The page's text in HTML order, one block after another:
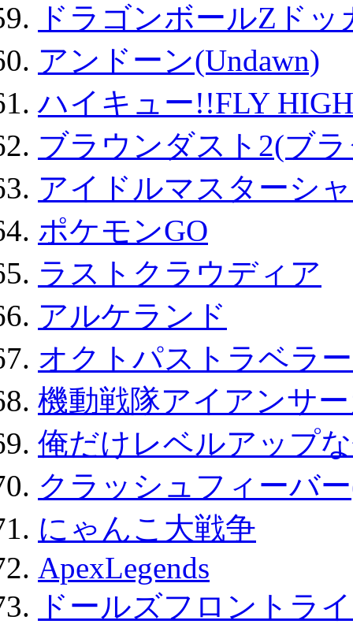
ドラゴンボールZド
アンドーン(Undawn)
ハイキュー!!FLY HIGH
ブラウンダスト2(ブ
アイドルマスターシ
ポケモンGO
ラストクラウディア
アルケランド
オクトパストラベラ
機動戦隊アイアンサ
俺だけレベルアップ
クラッシュフィーバ
にゃんこ大戦争
ApexLegends
ドールズフロントラ